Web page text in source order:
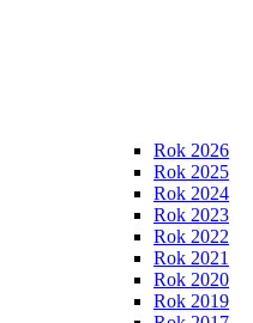
Rok 2026
Rok 2025
Rok 2024
Rok 2023
Rok 2022
Rok 2021
Rok 2020
Rok 2019